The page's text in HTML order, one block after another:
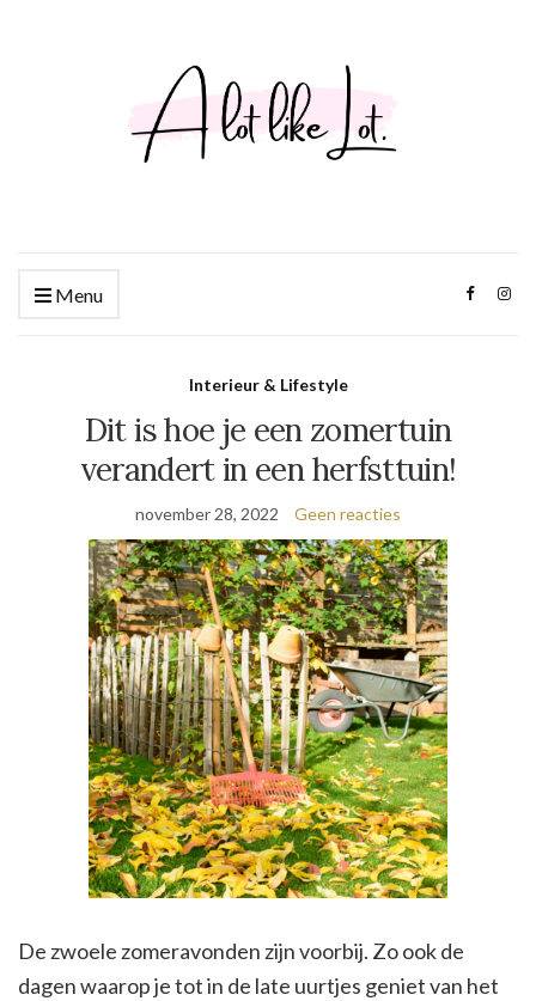
Menu
Interieur & Lifestyle
Dit is hoe je een zomertuin
verandert in een herfsttuin!
november 28, 2022 Geen reacties
De zwoele zomeravonden zijn voorbij. Zo ook de
dagen waarop je tot in de late uurtjes geniet van het